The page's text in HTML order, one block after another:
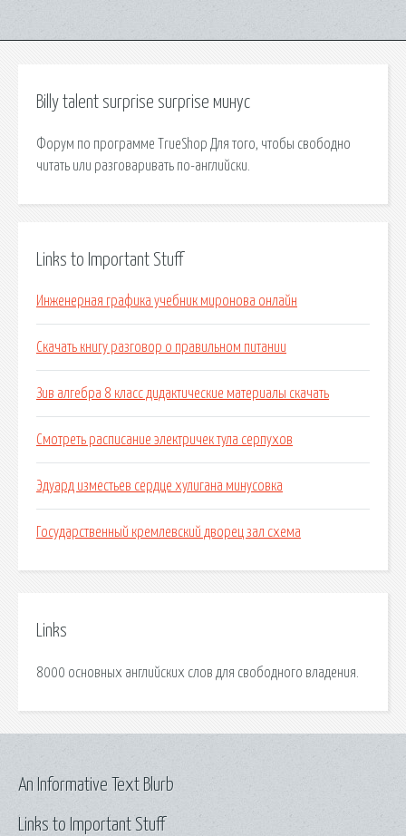
Billy talent surprise surprise минус
Форум по программе TrueShop Для того, чтобы свободно
читать или разговаривать по-английски.
Links to Important Stuff
Инженерная графика учебник миронова онлайн
Скачать книгу разговор о правильном питании
Зив алгебра 8 класс дидактические материалы скачать
Смотреть расписание электричек тула серпухов
Эдуард изместьев сердце хулигана минусовка
Государственный кремлевский дворец зал схема
Links
8000 основных английских слов для свободного владения.
Links to Important Stuff
An Informative Text Blurb